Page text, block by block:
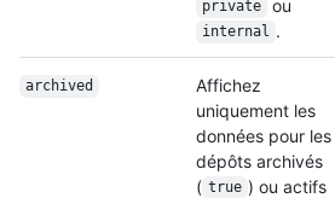
private ou
internal .
archived
Affichez
uniquement les
données pour les
dépôts archivés
( true ) ou actifs